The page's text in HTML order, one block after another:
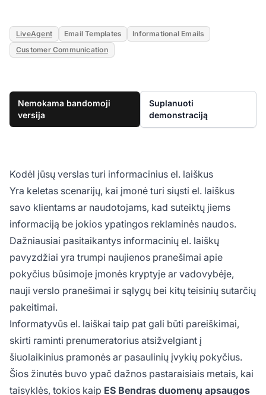
LiveAgent Email Templates
Informational Emails
Customer Communication
Nemokama bandomoji
versija
Suplanuoti
demonstraciją
Kodėl jūsų verslas turi informacinius el. laiškus
Yra keletas scenarijų, kai įmonė turi siųsti el. laiškus
savo klientams ar naudotojams, kad suteiktų jiems
informaciją be jokios ypatingos reklaminės naudos.
Dažniausiai pasitaikantys informacinių el. laiškų
pavyzdžiai yra trumpi naujienos pranešimai apie
pokyčius būsimoje įmonės kryptyje ar vadovybėje,
nauji verslo pranešimai ir sąlygų bei kitų teisinių sutarčių
pakeitimai.
Informatyvūs el. laiškai taip pat gali būti pareiškimai,
skirti raminti prenumeratorius atsižvelgiant į
šiuolaikinius pramonės ar pasaulinių įvykių pokyčius.
Šios žinutės buvo ypač dažnos pastaraisiais metais, kai
taisyklės, tokios kaip ES Bendras duomenų apsaugos